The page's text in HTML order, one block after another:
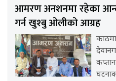
आमरण अनशनमा रहेका
गर्न खुश्बु ओलीको आग्रह